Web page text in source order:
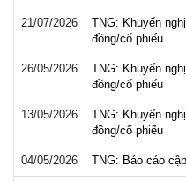
21/07/2026
TNG: Khuyến
đồng/cổ phiếu
26/05/2026
TNG: Khuyến
đồng/cổ phiếu
13/05/2026
TNG: Khuyến
đồng/cổ phiếu
04/05/2026 TNG: Báo cáo